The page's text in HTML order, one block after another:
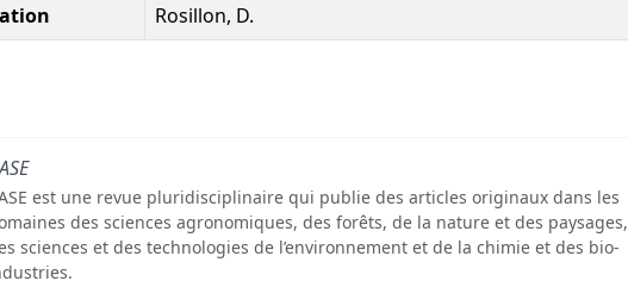
Rosillon, D.
est une revue pluridisciplinaire qui publie des articles originaux dans les
des sciences agronomiques, des forêts, de la nature et des paysages,
sciences et des technologies de l’environnement et de la chimie et des bio-